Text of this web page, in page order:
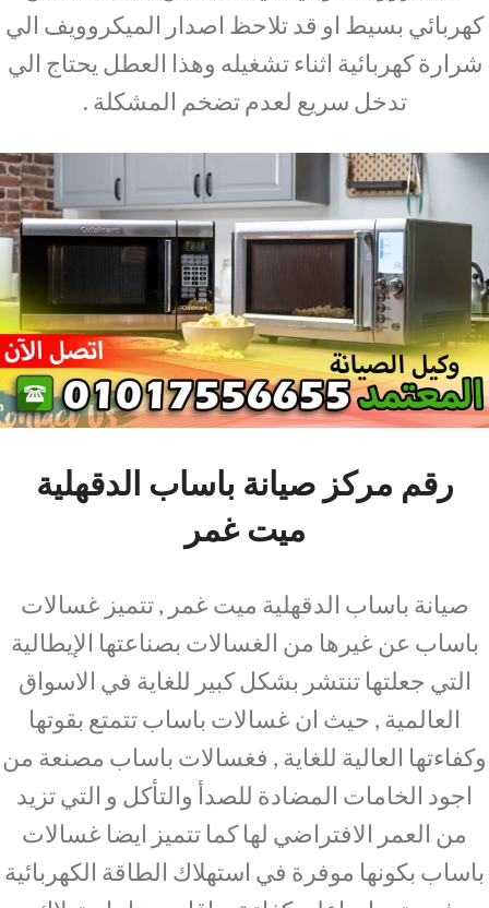
كهربائي بسيط او قد تلاحظ اصدار الميكروويف الي
شرارة كهربائية اثناء تشغيله وهذا العطل يحتاج الي
تدخل سريع لعدم تضخم المشكلة .
رقم مركز صيانة باساب الدقهلية
ميت غمر
صيانة باساب الدقهلية ميت غمر , تتميز غسالات
باساب عن غيرها من الغسالات بصناعتها الإيطالية
التي جعلتها تنتشر بشكل كبير للغاية في الاسواق
العالمية , حيث ان غسالات باساب تتمتع بقوتها
وكفاءتها العالية للغاية , فغسالات باساب مصنعة من
اجود الخامات المضادة للصدأ والتأكل و التي تزيد
من العمر الافتراضي لها كما تتميز ايضا غسالات
باساب بكونها موفرة في استهلاك الطاقة الكهربائية